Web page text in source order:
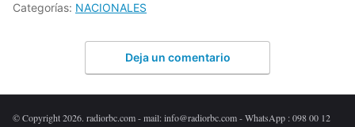
Categorías: NACIONALES
Deja un comentario
© Copyright 2026. radiorbc.com - mail: info@radiorbc.com - WhatsApp : 098 00 12